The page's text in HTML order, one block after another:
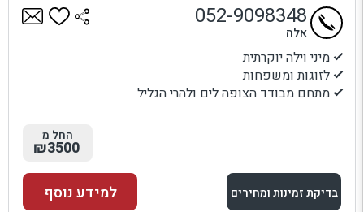
מיני וילה יוקרתית
לזוגות ומשפחות
מתחם מבודד הצופה לים ולהרי הגליל
052-9098348
אלה
החל מ
₪3500
בדיקת זמינות ומחירים למידע נוסף